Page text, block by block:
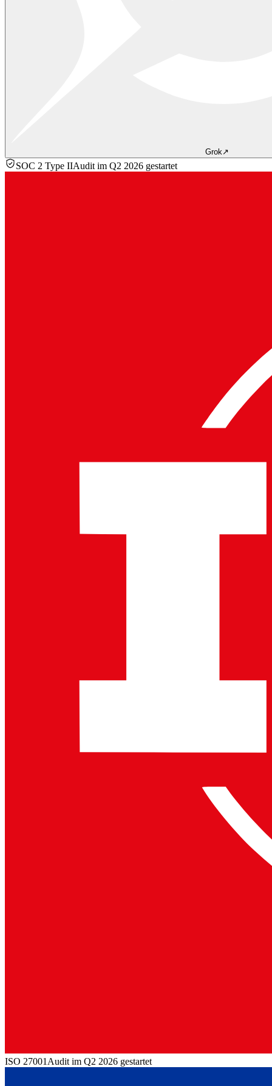
Grok↗
SOC 2 Type IIAudit im Q2 2026 gestartet
ISO 27001 Audit im Q2 2026 gestartet